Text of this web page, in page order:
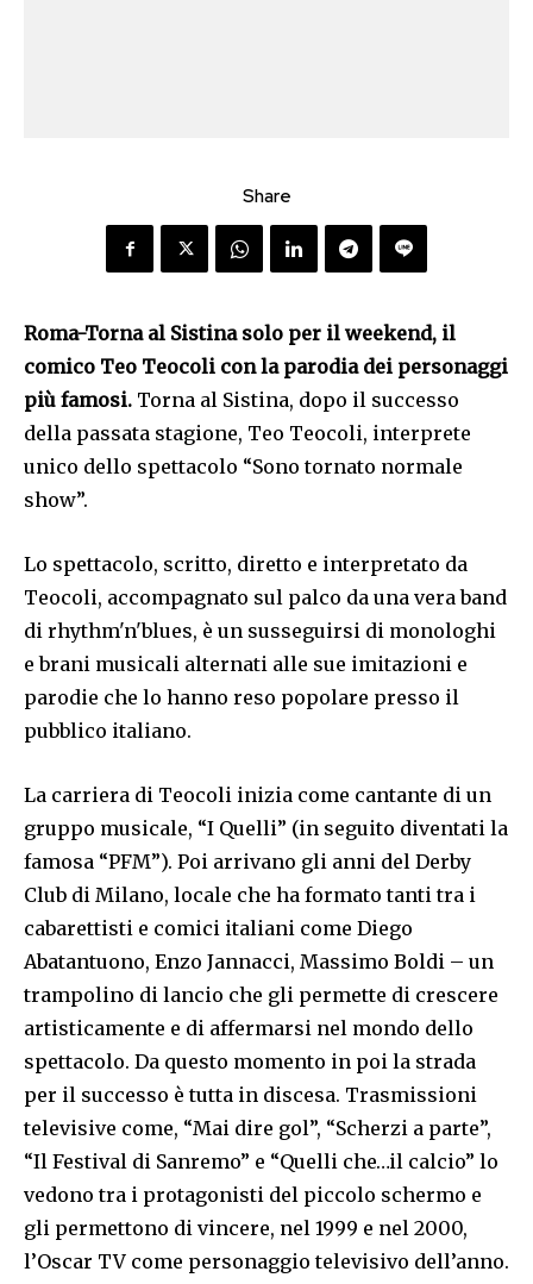
Share
Roma-Torna al Sistina solo per il weekend, il
comico Teo Teocoli con la parodia dei personaggi
più famosi. Torna al Sistina, dopo il successo
della passata stagione, Teo Teocoli, interprete
unico dello spettacolo “Sono tornato normale
show”.
Lo spettacolo, scritto, diretto e interpretato da
Teocoli, accompagnato sul palco da una vera band
di rhythm'n'blues, è un susseguirsi di monologhi
e brani musicali alternati alle sue imitazioni e
parodie che lo hanno reso popolare presso il
pubblico italiano.
La carriera di Teocoli inizia come cantante di un
gruppo musicale, “I Quelli” (in seguito diventati la
famosa “PFM”). Poi arrivano gli anni del Derby
Club di Milano, locale che ha formato tanti tra i
cabarettisti e comici italiani come Diego
Abatantuono, Enzo Jannacci, Massimo Boldi – un
trampolino di lancio che gli permette di crescere
artisticamente e di affermarsi nel mondo dello
spettacolo. Da questo momento in poi la strada
per il successo è tutta in discesa. Trasmissioni
televisive come, “Mai dire gol”, “Scherzi a parte”,
“Il Festival di Sanremo” e “Quelli che…il calcio” lo
vedono tra i protagonisti del piccolo schermo e
gli permettono di vincere, nel 1999 e nel 2000,
l’Oscar TV come personaggio televisivo dell’anno.